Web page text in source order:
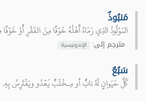
مَنبُوذٌ
المَوْلُودُ الذِي رَمَاهُ أَهْلُهُ خَوْفًا مِنَ الفَقْرِ أَوْ خَوْفًا
مترجم إلى: الإندونيسية
سَبُعٌ
كُلُّ حَيَوانٍ لَهُ نابٌ أو مِـخْلَبٌ يَعْدُو ويَفْتَرِسُ بِهِ.